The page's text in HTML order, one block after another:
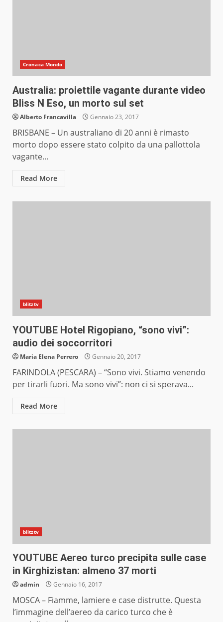
Cronaca Mondo
Australia: proiettile vagante durante video
Bliss N Eso, un morto sul set
Alberto Francavilla Gennaio 23, 2017
BRISBANE – Un australiano di 20 anni è rimasto
morto dopo essere stato colpito da una pallottola
vagante...
Read More
blitztv
YOUTUBE Hotel Rigopiano, “sono vivi”:
audio dei soccorritori
Maria Elena Perrero Gennaio 20, 2017
FARINDOLA (PESCARA) – “Sono vivi. Stiamo venendo
per tirarli fuori. Ma sono vivi”: non ci si sperava...
Read More
blitztv
YOUTUBE Aereo turco precipita sulle case
in Kirghizistan: almeno 37 morti
admin Gennaio 16, 2017
MOSCA – Fiamme, lamiere e case distrutte. Questa
l’immagine dell’aereo da carico turco che è